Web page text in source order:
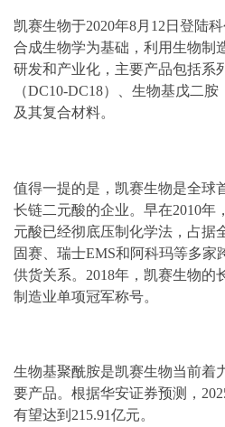
凯赛生物于2020年8月12日登陆
合成生物学为基础，利用生物制
研发和产业化，主要产品包括系
（DC10-DC18）、生物基戊二
及其复合材料。
值得一提的是，凯赛生物是全球
长链二元酸的企业。早在2010年
元酸已经彻底压制化学法，占据
固赛、瑞士EMS和阿科玛等多家
供货关系。2018年，凯赛生物的
制造业单项冠军称号。
生物基聚酰胺是凯赛生物当前着
要产品。根据华安证券预测，
有望达到215.91亿元。